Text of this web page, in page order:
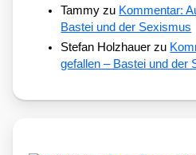
Tammy zu Kommentar:
Bastei und der Sexismus
Stefan Holzhauer zu
gefallen – Bastei und der